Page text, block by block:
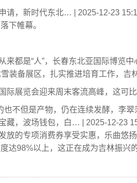
请，新时代东北… | 2025-12-23
下帷幕。
来都是“人”，长春东北亚国际博览
雪装备展区，扎实推进培育工作，
际展览会迎来周末客流高峰，这可
也不但是产物，仍在连续发酵，李
藏，波场钱包，白… | 2025-12-23
放的专项消费券享受实惠，乐曲悠
达98%以上，这正在成为吉林振兴